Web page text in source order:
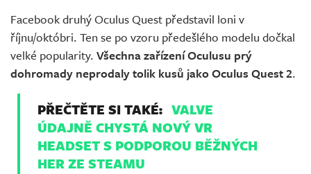
Facebook druhý Oculus Quest představil loni v
říjnu/októbri. Ten se po vzoru předešlého modelu dočkal
velké popularity. Všechna zařízení Oculusu prý
dohromady neprodaly tolik kusů jako Oculus Quest 2.
PŘEČTĚTE SI TAKÉ: VALVE
ÚDAJNĚ CHYSTÁ NOVÝ VR
HEADSET S PODPOROU BĚŽNÝCH
HER ZE STEAMU